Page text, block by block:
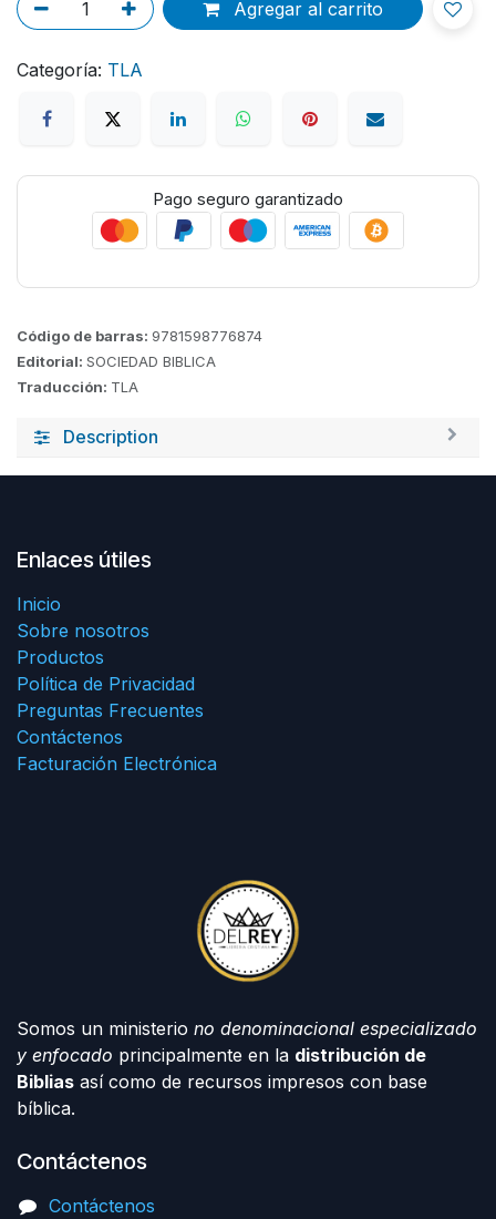
Agregar al carrito
Categoría: TLA
Pago seguro garantizado
Código de barras: 9781598776874
Editorial: SOCIEDAD BIBLICA
Traducción: TLA
Description
Enlaces útiles
Inicio
Sobre nosotros
Productos
Política de Privacidad
Preguntas Frecuentes
Contáctenos
Facturación Electrónica
Somos un ministerio no denominacional especializado
y enfocado principalmente en la distribución de
Biblias así como de recursos impresos con base
bíblica.
Contáctenos
Contáctenos